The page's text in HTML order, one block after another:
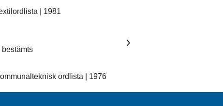
| 1981
ordlista | 1976